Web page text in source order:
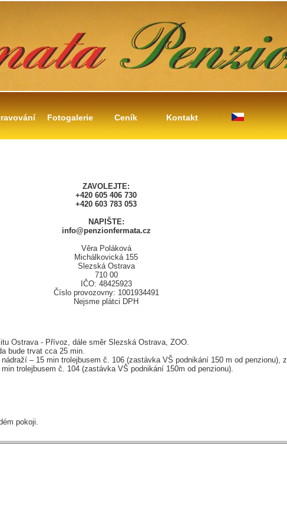
Fotogalerie Ceník Kontakt
ZAVOLEJTE:
+420 605 406 730
+420 603 783 053
NAPIŠTE:
info@penzionfermata.cz
Věra Poláková
Michálkovická 155
Slezská Ostrava
710 00
IČO: 48425923
Číslo provozovny: 1001934491
Nejsme plátci DPH
Ostrava - Přívoz, dále směr Slezská Ostrava, ZOO.
bude trvat cca 25 min.
– 15 min trolejbusem č. 106 (zastávka VŠ podnikání 150 m od penzionu), z
trolejbusem č. 104 (zastávka VŠ podnikání 150m od penzionu).
pokoji.